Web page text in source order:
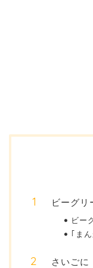
ビーグリ
ビー
｢ま
さいごに